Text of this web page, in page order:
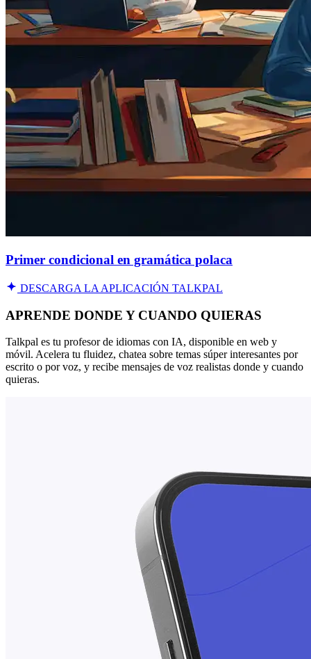
Primer condicional en gramática polaca
DESCARGA LA APLICACIÓN TALKPAL
APRENDE DONDE Y CUANDO QUIERAS
Talkpal es tu profesor de idiomas con IA, disponible en web y
móvil. Acelera tu fluidez, chatea sobre temas súper interesantes por
escrito o por voz, y recibe mensajes de voz realistas donde y cuando
quieras.